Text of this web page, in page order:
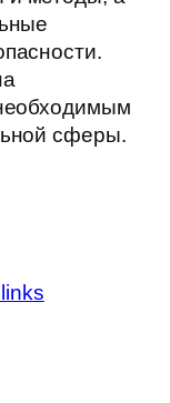
сферы.